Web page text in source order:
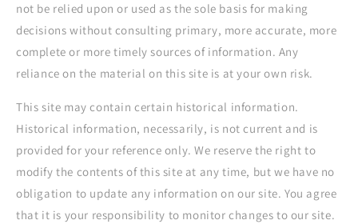
not be relied upon or used as the sole basis for making
decisions without consulting primary, more accurate, more
complete or more timely sources of information. Any
reliance on the material on this site is at your own risk.
This site may contain certain historical information.
Historical information, necessarily, is not current and is
provided for your reference only. We reserve the right to
modify the contents of this site at any time, but we have no
obligation to update any information on our site. You agree
that it is your responsibility to monitor changes to our site.